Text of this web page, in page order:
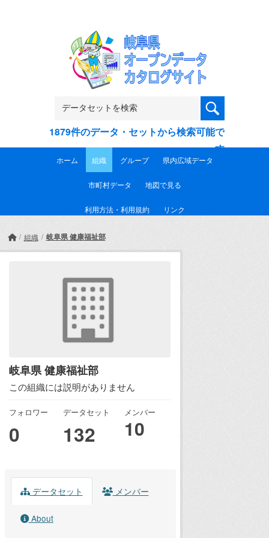
1879件のデータ・セットから検索可能で
す
ホーム 組織 グループ 県内広域データ
市町村データ 地図で見る
利用方法・利用規約 リンク
組織 岐阜県 健康福祉部
岐阜県 健康福祉部
この組織には説明がありません
フォロワー
0
データセット
132
メンバー
10
データセット メンバー
About